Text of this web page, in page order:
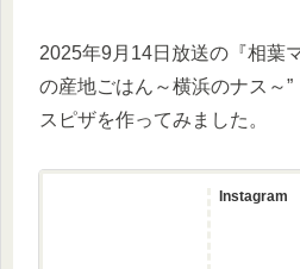
2025年9月14日放送の『相葉
の産地ごはん～横浜のナス～
スピザを作ってみました。
Instagram